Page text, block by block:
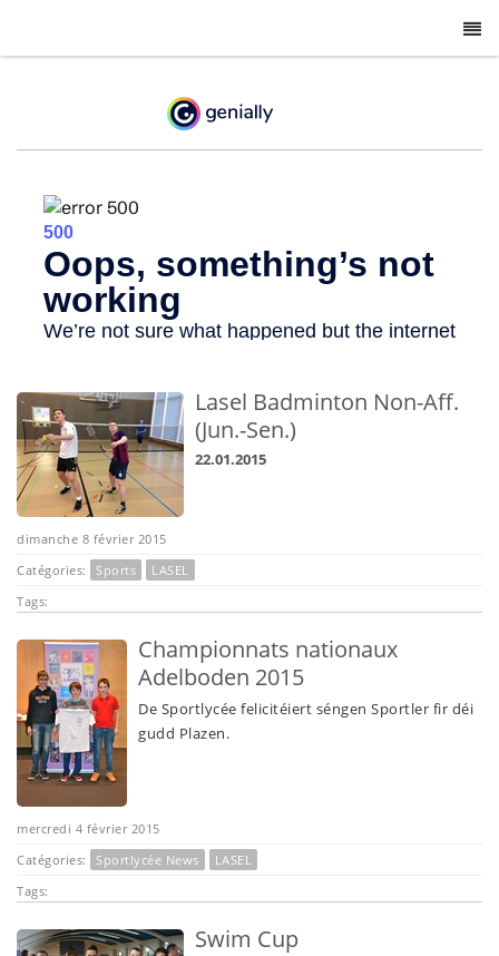
Lasel Badminton Non-Aff.
(Jun.-Sen.)
22.01.2015
dimanche 8 février 2015
Catégories:
Sports
LASEL
Tags:
Championnats nationaux
Adelboden 2015
De Sportlycée felicitéiert séngen Sportler fir déi
gudd Plazen.
mercredi 4 février 2015
Catégories:
Sportlycée News
LASEL
Tags:
Swim Cup